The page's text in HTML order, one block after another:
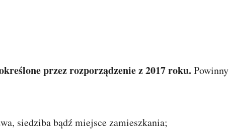
przez rozporządzenie z 2017 roku. Powinny
siedziba bądź miejsce zamieszkania;